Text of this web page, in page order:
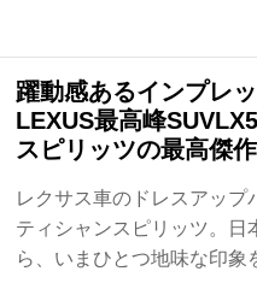
躍動感あるインプレ
LEXUS最高峰
スピリッツの最高傑
レクサス車のドレスアップ
ティシャンスピリッツ。日
ら、いまひとつ地味な印